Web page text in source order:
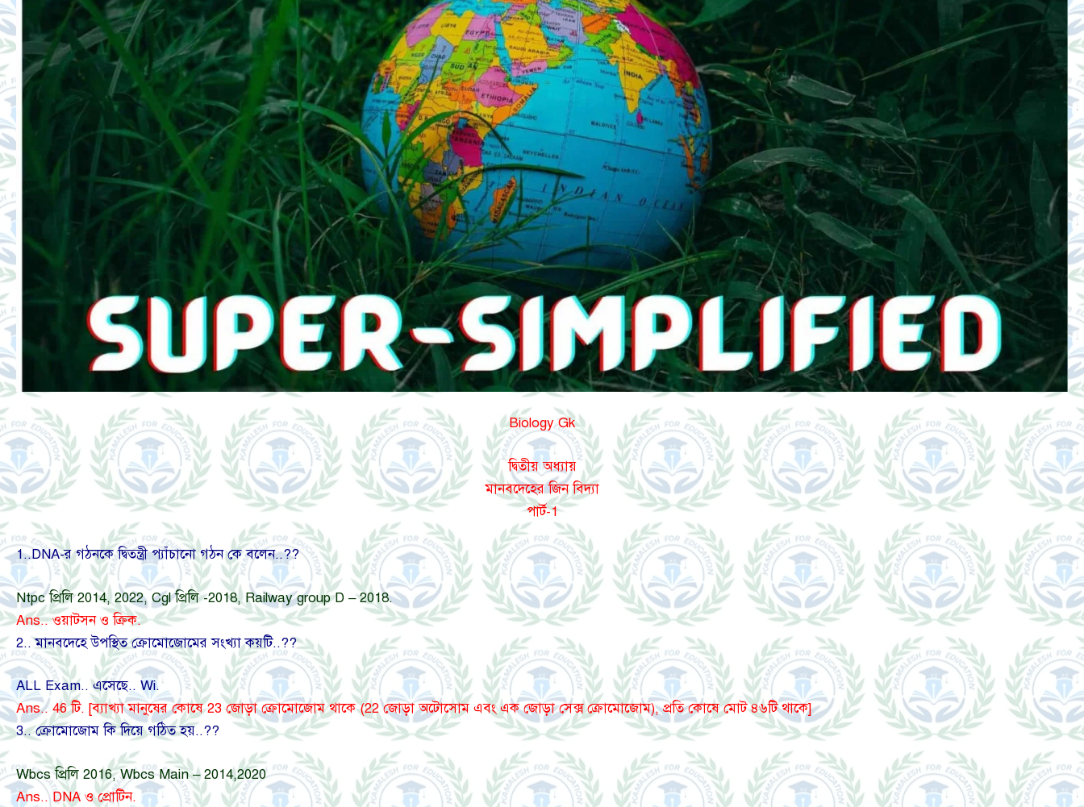
Biology Gk
দ্বিতীয় অধ্যায়
মানবদেহের জিন বিদ্যা
পার্ট-1
1..DNA-র গঠনকে দ্বিতন্ত্রী প্যাঁচানো গঠন কে বলেন..??
Ntpc প্রিলি 2014, 2022, Cgl প্রিলি -2018, Railway group D – 2018.
Ans.. ওয়াটসন ও ক্রিক.
2.. মানবদেহে উপস্থিত ক্রোমোজোমের সংখ্যা কয়টি..??
ALL Exam.. এসেছে.. Wi.
Ans.. 46 টি. [ব্যাখ্যা মানুষের কোষে 23 জোড়া ক্রোমোজোম থাকে (22 জোড়া অটোসোম এবং এক জোড়া সেক্স ক্রোমোজোম), প্রতি কোষে মোট ৪৬টি থাকে]
3.. ক্রোমোজোম কি দিয়ে গঠিত হয়..??
Wbcs প্রিলি 2016, Wbcs Main – 2014,2020
Ans.. DNA ও প্রোটিন.